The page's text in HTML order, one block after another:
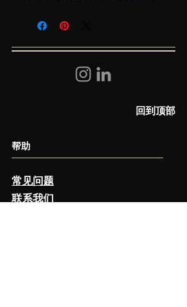
回到顶部
​帮助
常见问题
联系我们